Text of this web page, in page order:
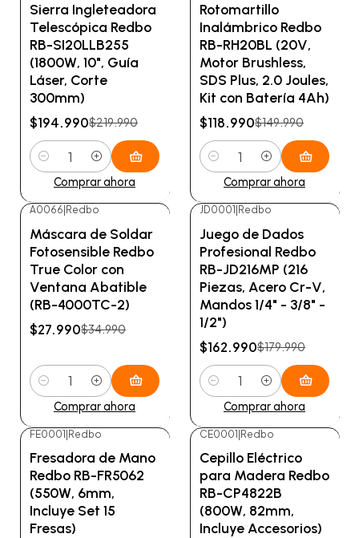
Sierra Ingleteadora
Telescópica Redbo
RB-SI20LLB255
(1800W, 10", Guía
Láser, Corte
300mm)
$194.990$219.990
Cantidad
Comprar ahora
Rotomartillo
Inalámbrico Redbo
RB-RH20BL (20V,
Motor Brushless,
SDS Plus, 2.0 Joules,
Kit con Batería 4Ah)
$118.990$149.990
Cantidad
Comprar ahora
A0066 Redbo
Máscara de Soldar
Fotosensible Redbo
True Color con
Ventana Abatible
(RB-4000TC-2)
$27.990$34.990
Cantidad
Comprar ahora
JD0001 Redbo
Juego de Dados
Profesional Redbo
RB-JD216MP (216
Piezas, Acero Cr-V,
Mandos 1/4" - 3/8" -
1/2")
$162.990$179.990
Cantidad
Comprar ahora
FE0001 Redbo
Fresadora de Mano
Redbo RB-FR5062
(550W, 6mm,
Incluye Set 15
Fresas)
CE0001 Redbo
Cepillo Eléctrico
para Madera Redbo
RB-CP4822B
(800W, 82mm,
Incluye Accesorios)